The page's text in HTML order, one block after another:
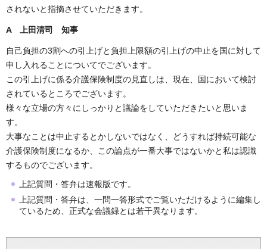
されないと指摘させていただきます。
A上田清司 知事
自己負担の3割への引上げと負担上限額の引上げの中止を国に対して
申し入れることについてでございます。
この引上げに係る介護保険制度の見直しは、現在、国において検討
されているところでございます。
様々な立場の方々にしっかりと議論をしていただきたいと思いま
す。
大事なことは中止するとかしないではなく、どうすれば持続可能な
介護保険制度になるか、この論点が一番大事ではないかと私は認識
するものでございます。
上記質問・答弁は速報版です。
上記質問・答弁は、一問一答形式でご覧いただけるように編集し
ているため、正式な会議録とは若干異なります。